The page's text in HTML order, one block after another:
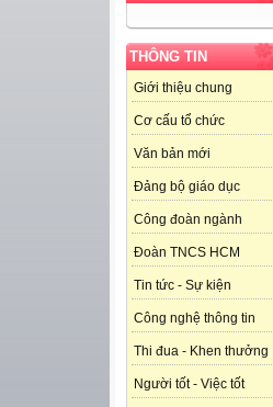
THÔNG TIN
Giới thiệu chung
Cơ cấu tổ chức
Văn bản mới
Đảng bộ giáo dục
Công đoàn ngành
Đoàn TNCS HCM
Tin tức - Sự kiện
Công nghệ thông tin
Thi đua - Khen thưởng
Người tốt - Việc tốt